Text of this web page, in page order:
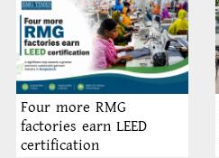
Four more RMG
factories earn LEED
certification